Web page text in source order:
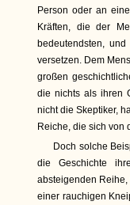
Person oder an
Kräften, die der
bedeutendsten,
versetzen. Dem
großen
die nichts als ihren
nicht die Skeptiker,
Reiche, die sich von
Doch solche
die Geschichte
absteigenden
einer rauchigen